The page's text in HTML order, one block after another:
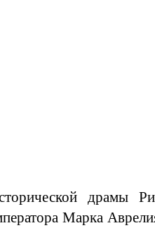
драмы
Марка